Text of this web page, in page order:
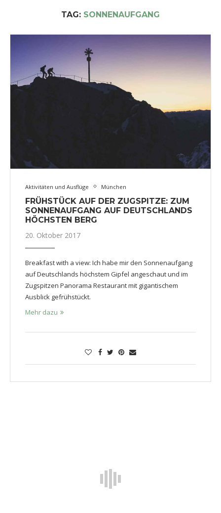
TAG: SONNENAUFGANG
Aktivitäten und Ausflüge München
FRÜHSTÜCK AUF DER ZUGSPITZE: ZUM
SONNENAUFGANG AUF DEUTSCHLANDS
HÖCHSTEN BERG
20. Oktober 2017
Breakfast with a view: Ich habe mir den Sonnenaufgang
auf Deutschlands höchstem Gipfel angeschaut und im
Zugspitzen Panorama Restaurant mit gigantischem
Ausblick gefrühstückt.
Mehr dazu